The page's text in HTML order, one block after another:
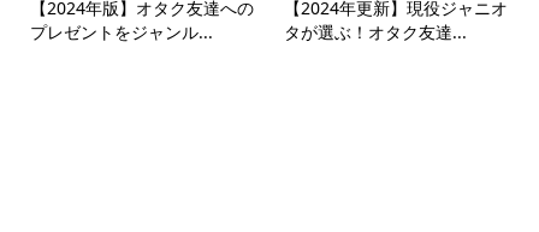
【2024年版】オタク友達への
プレゼントをジャンル...
【2024年更新】現役ジャニオ
タが選ぶ！オタク友達...